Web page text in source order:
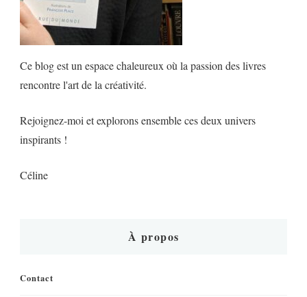
Ce blog est un espace chaleureux où la passion des livres
rencontre l'art de la créativité.
Rejoignez-moi et explorons ensemble ces deux univers
inspirants !
Céline
À propos
Contact